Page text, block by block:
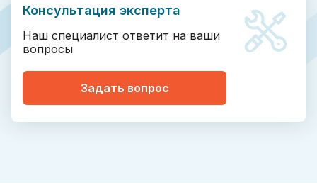
Консультация эксперта
Наш специалист ответит на ваши
вопросы
Задать вопрос